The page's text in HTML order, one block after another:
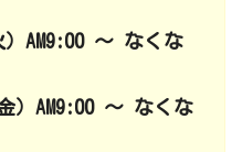
AM9:00 ～ なくな
AM9:00 ～ なくな